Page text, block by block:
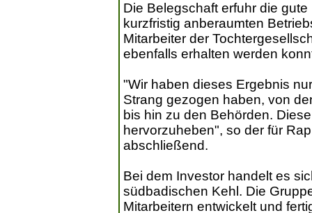
Die Belegschaft erfuhr die
kurzfristig anberaumten
Mitarbeiter der
ebenfalls erhalten werden
"Wir haben dieses Ergebnis
Strang gezogen haben, von
bis hin zu den Behörden.
hervorzuheben", so der für
abschließend.
Bei dem Investor handelt es
südbadischen Kehl. Die
Mitarbeitern entwickelt und